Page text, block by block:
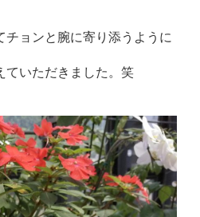
チョンと腕に寄り添うよ うに
ていただきました。笑